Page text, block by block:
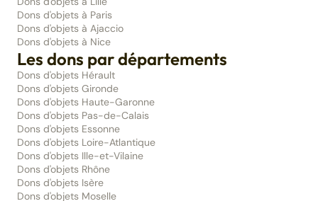
Dons d'objets à Paris
Dons d'objets à Ajaccio
Dons d'objets à Nice
Les dons par départements
Dons d'objets Hérault
Dons d'objets Gironde
Dons d'objets Haute-Garonne
Dons d'objets Pas-de-Calais
Dons d'objets Essonne
Dons d'objets Loire-Atlantique
Dons d'objets Ille-et-Vilaine
Dons d'objets Rhône
Dons d'objets Isère
Dons d'objets Moselle